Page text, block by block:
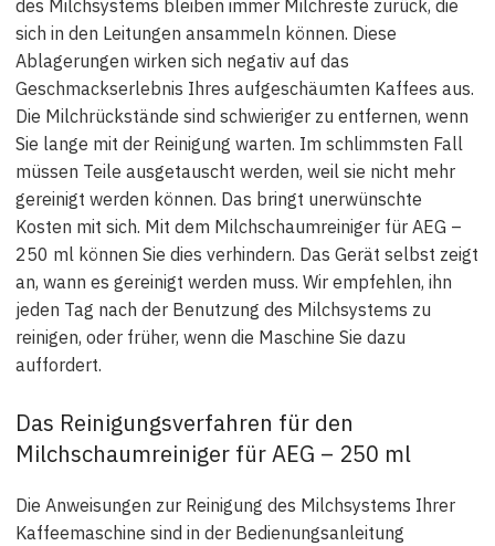
des Milchsystems bleiben immer Milchreste zurück, die
sich in den Leitungen ansammeln können. Diese
Ablagerungen wirken sich negativ auf das
Geschmackserlebnis Ihres aufgeschäumten Kaffees aus.
Die Milchrückstände sind schwieriger zu entfernen, wenn
Sie lange mit der Reinigung warten. Im schlimmsten Fall
müssen Teile ausgetauscht werden, weil sie nicht mehr
gereinigt werden können. Das bringt unerwünschte
Kosten mit sich. Mit dem Milchschaumreiniger für AEG –
250 ml können Sie dies verhindern. Das Gerät selbst zeigt
an, wann es gereinigt werden muss. Wir empfehlen, ihn
jeden Tag nach der Benutzung des Milchsystems zu
reinigen, oder früher, wenn die Maschine Sie dazu
auffordert.
Das Reinigungsverfahren für den
Milchschaumreiniger für AEG – 250 ml
Die Anweisungen zur Reinigung des Milchsystems Ihrer
Kaffeemaschine sind in der Bedienungsanleitung